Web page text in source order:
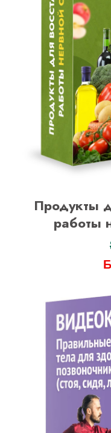
Продукты
работы